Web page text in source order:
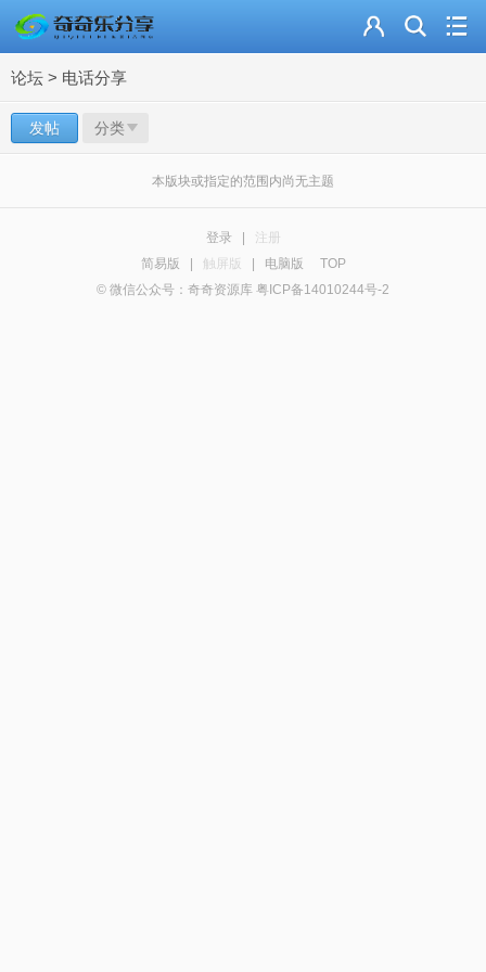
论坛 > 电话分享
发帖 分类
本版块或指定的范围内尚无主题
登录
注册
简易版
触屏版 电脑版
TOP
© 微信公众号：奇奇资源库 粤ICP备14010244号-2
流量卡
站内导读
加入频道